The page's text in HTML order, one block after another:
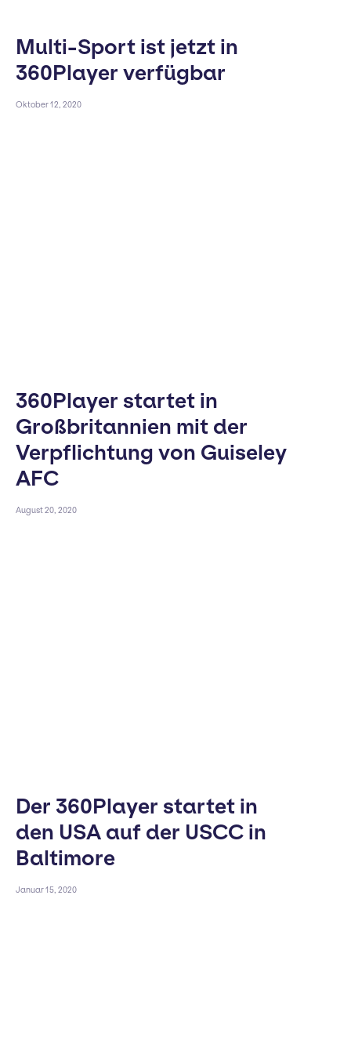
Multi-Sport ist jetzt in
360Player verfügbar
Oktober 12, 2020
360Player startet in
Großbritannien mit der
Verpflichtung von Guiseley
AFC
August 20, 2020
Der 360Player startet in
den USA auf der USCC in
Baltimore
Januar 15, 2020